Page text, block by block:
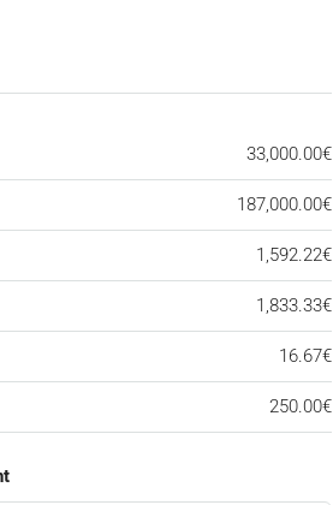
33,000.00€
187,000.00€
1,592.22€
1,833.33€
16.67€
250.00€